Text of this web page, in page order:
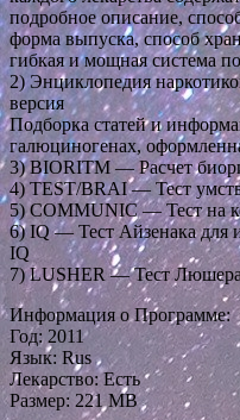
подробное описание,
форма выпуска, способ
гибкая и мощная система
2) Энциклопедия
версия
Подборка статей и
галюциногенах,
3) BIORITM — Расчет
4) TEST/BRAI — Тест
5) COMMUNIC — Тест на
6) IQ — Тест Айзенака для
IQ
7) LUSHER — Тест
Информация о Программе:
Год: 2011
Язык: Rus
Лекарство: Есть
Размер: 221 MB